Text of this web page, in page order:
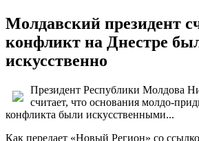
Молдавский президент
конфликт на Днестре
искусственно
Президент Республики Молдова
считает, что основания молдо-
конфликта были искусственными...
Как передает «Новый Регион» со